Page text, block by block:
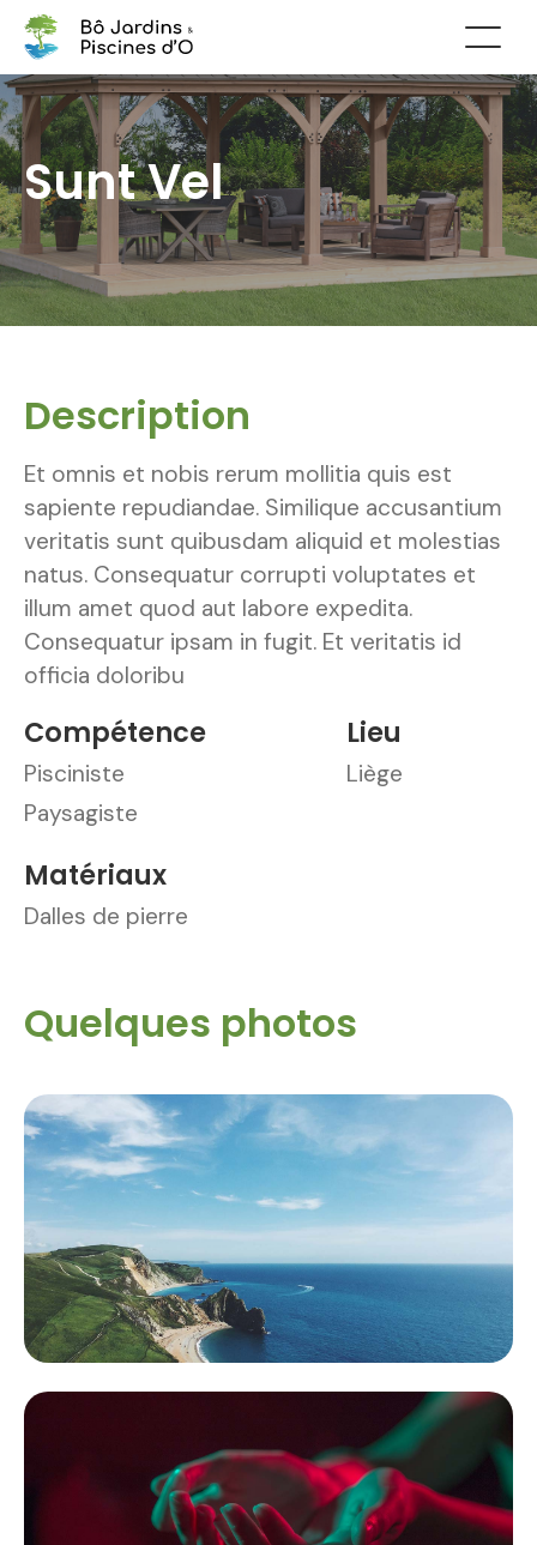
Sunt Vel
Description
Et omnis et nobis rerum mollitia quis est
sapiente repudiandae. Similique accusantium
veritatis sunt quibusdam aliquid et molestias
natus. Consequatur corrupti voluptates et
illum amet quod aut labore expedita.
Consequatur ipsam in fugit. Et veritatis id
officia doloribu
Compétence
Pisciniste
Paysagiste
Matériaux
Dalles de pierre
Lieu
Liège
Quelques photos